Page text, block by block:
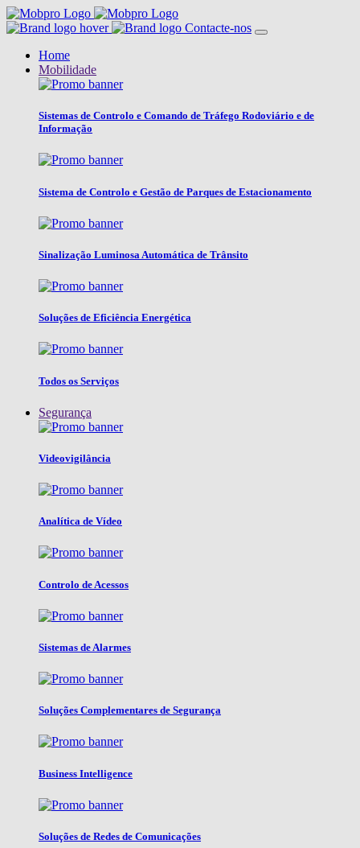
Contacte-nos
Home
Mobilidade
Sistemas de Controlo e Comando de Tráfego Rodoviário e de
Informação
Sistema de Controlo e Gestão de Parques de Estacionamento
Sinalização Luminosa Automática de Trânsito
Soluções de Eficiência Energética
Todos os Serviços
Segurança
Videovigilância
Analítica de Vídeo
Controlo de Acessos
Sistemas de Alarmes
Soluções Complementares de Segurança
Business Intelligence
Soluções de Redes de Comunicações